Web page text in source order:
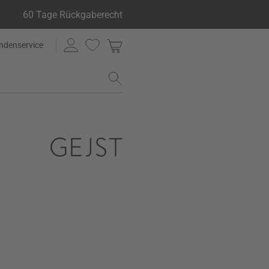
60 Tage Rückgaberecht